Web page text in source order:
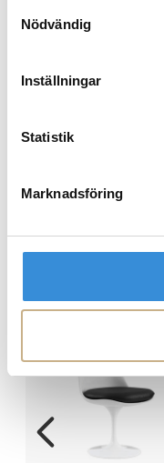
Nödvändig
Inställningar
Statistik
Marknadsföring
MER FRÅN KNOLL